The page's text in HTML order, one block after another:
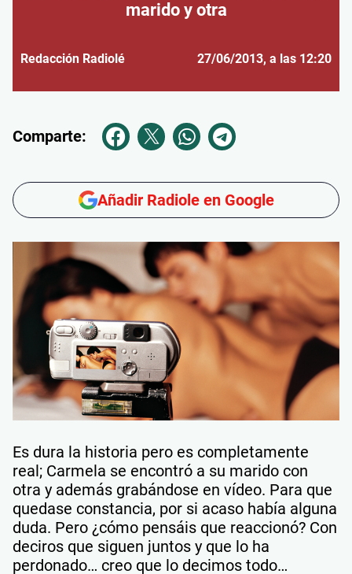
marido y otra
Redacción Radiolé 27/06/2013, a las 12:20
Comparte:
Añadir Radiole en Google
Es dura la historia pero es completamente
real; Carmela se encontró a su marido con
otra y además grabándose en vídeo. Para que
quedase constancia, por si acaso había alguna
duda. Pero ¿cómo pensáis que reaccionó? Con
deciros que siguen juntos y que lo ha
perdonado… creo que lo decimos todo…